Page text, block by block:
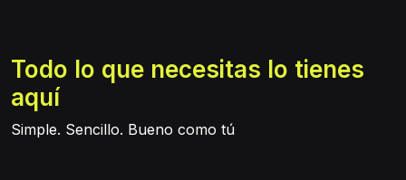
Todo lo que necesitas lo tienes
aquí
Simple. Sencillo. Bueno como tú